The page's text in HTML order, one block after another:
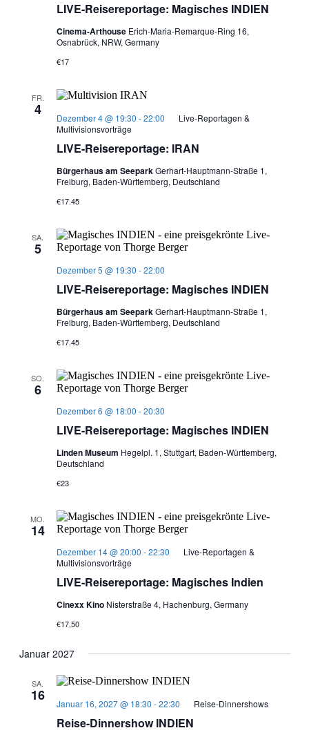
LIVE-Reisereportage: Magisches INDIEN
Cinema-Arthouse Erich-Maria-Remarque-Ring 16,
Osnabrück, NRW, Germany
€17
FR.
4
LIVE-Reisereportage: IRAN
Dezember 4 @ 19:30 -22:00
Live-Reportagen &
Multivisionsvorträge
Bürgerhaus am SeeparkGerhart-Hauptmann-Straße 1,
Freiburg, Baden-Württemberg, Deutschland
€17.45
SA.
5
LIVE-Reisereportage: Magisches INDIEN
Dezember 5 @ 19:30 -22:00
Bürgerhaus am SeeparkGerhart-Hauptmann-Straße 1,
Freiburg, Baden-Württemberg, Deutschland
€17.45
SO.
6
LIVE-Reisereportage: Magisches INDIEN
Dezember 6 @ 18:00 -20:30
Linden Museum Hegelpl. 1, Stuttgart, Baden-Württemberg,
Deutschland
€23
MO.
14
LIVE-Reisereportage: Magisches Indien
Dezember 14 @ 20:00 -22:30
Live-Reportagen &
Multivisionsvorträge
Cinexx Kino Nisterstraße 4, Hachenburg, Germany
€17,50
Januar 2027
SA.
16
Reise-Dinnershow INDIEN
Januar 16, 2027 @ 18:30 -22:30 Reise-Dinnershows